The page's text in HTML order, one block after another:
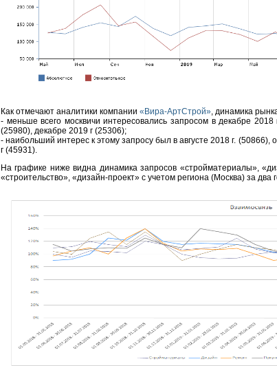
Как отмечают аналитики компании «Вира-АртСтрой» , динамика
- меньше всего москвичи интересовались запросом в декабре
(25980), декабре 2019 г (25306);
- наибольший интерес к этому запросу был в августе 2018 г.
г (45931).
На графике ниже видна динамика запросов «стройматериалы»,
«строительство», «дизайн-проект» с учетом региона (Москва) за